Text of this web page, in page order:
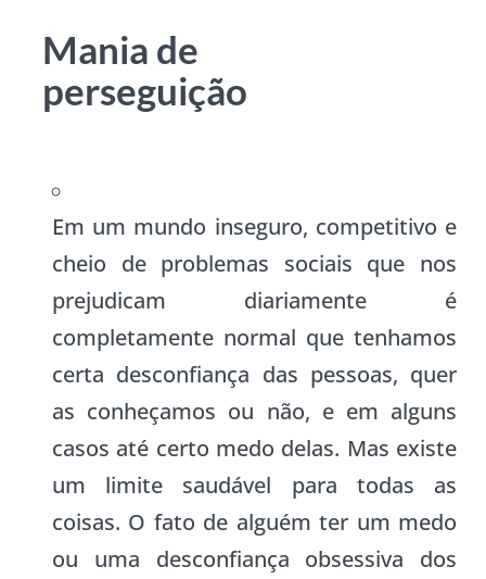
Mania de
perseguição
Em um mundo inseguro, competitivo e
cheio de problemas sociais que nos
prejudicam diariamente é
completamente normal que tenhamos
certa desconfiança das pessoas, quer
as conheçamos ou não, e em alguns
casos até certo medo delas. Mas existe
um limite saudável para todas as
coisas. O fato de alguém ter um medo
ou uma desconfiança obsessiva dos